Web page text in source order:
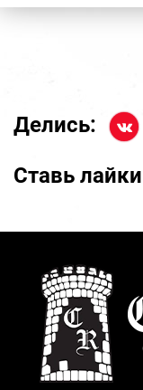
Делись:
Ставь